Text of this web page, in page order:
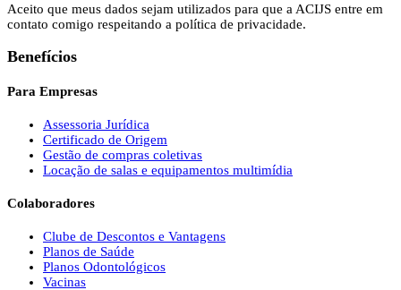
Aceito que meus dados sejam utilizados para que a ACIJS entre em
contato comigo respeitando a política de privacidade.
Benefícios
Para Empresas
Assessoria Jurídica
Certificado de Origem
Gestão de compras coletivas
Locação de salas e equipamentos multimídia
Colaboradores
Clube de Descontos e Vantagens
Planos de Saúde
Planos Odontológicos
Vacinas